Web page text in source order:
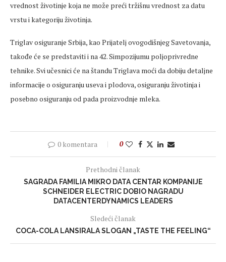
vrednost životinje koja ne može preći tržišnu vrednost za datu
vrstu i kategoriju životinja.
Triglav osiguranje Srbija, kao Prijatelj ovogodišnjeg Savetovanja,
takođe će se predstaviti i na 42. Simpozijumu poljoprivredne
tehnike. Svi učesnici će na štandu Triglava moći da dobiju detaljne
informacije o osiguranju useva i plodova, osiguranju životinja i
posebno osiguranju od pada proizvodnje mleka.
0 komentara 0
Prethodni članak
SAGRADA FAMILIA MIKRO DATA CENTAR KOMPANIJE
SCHNEIDER ELECTRIC DOBIO NAGRADU
DATACENTERDYNAMICS LEADERS
Sledeći članak
COCA-COLA LANSIRALA SLOGAN „TASTE THE FEELING“